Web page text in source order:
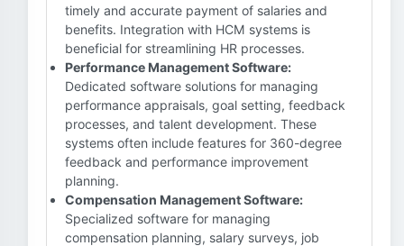
timely and accurate payment of salaries and
benefits. Integration with HCM systems is
beneficial for streamlining HR processes.
Performance Management Software:
Dedicated software solutions for managing
performance appraisals, goal setting, feedback
processes, and talent development. These
systems often include features for 360-degree
feedback and performance improvement
planning.
Compensation Management Software:
Specialized software for managing
compensation planning, salary surveys, job